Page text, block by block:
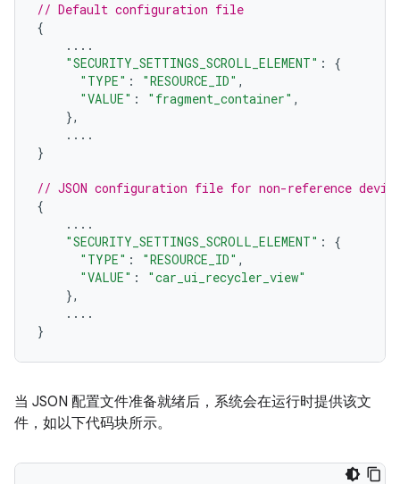
// Default configuration file
{
....
"SECURITY_SETTINGS_SCROLL_ELEMENT" :
{
"TYPE" : "RESOURCE_ID" ,
"VALUE" : "fragment_container" ,
},
....
}
// JSON configuration file for non-reference
{
....
"SECURITY_SETTINGS_SCROLL_ELEMENT" :
{
"TYPE" : "RESOURCE_ID" ,
"VALUE" :
"car_ui_recycler_view"
},
....
}
当 JSON 配置文件准备就绪后，系统会在运行时提供该文
件，如以下代码块所示。